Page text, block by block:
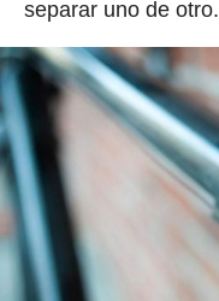
separar uno de otro.